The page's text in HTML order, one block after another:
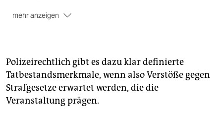
mehr anzeigen
den 1. November.
Polizeirechtlich gibt es dazu klar definierte
Tatbestandsmerkmale, wenn also Verstöße gegen
Strafgesetze erwartet werden, die die
Veranstaltung prägen.